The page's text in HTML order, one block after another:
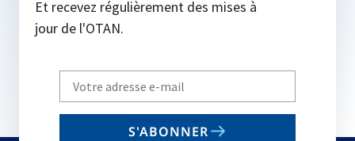
Et recevez régulièrement des mises à
jour de l'OTAN.
Write
your
email
S'ABONNER